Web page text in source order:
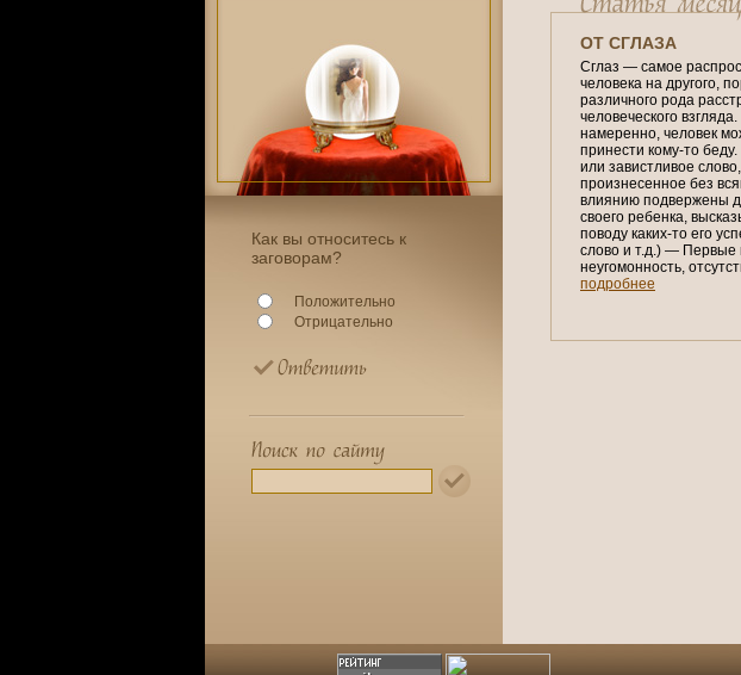
Как вы относитесь к
заговорам?
Положительно
Отрицательно
ОТ СГЛАЗА
Сглаз — самое
человека на другого,
различного рода
человеческого
намеренно, человек
принести кому-то
или завистливое
произнесенное без
влиянию подвержены
своего ребенка,
поводу каких-то его
слово и т.д.) — Первые
неугомонность,
подробнее